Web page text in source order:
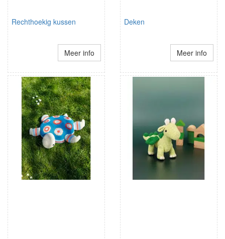
Rechthoekig kussen
Meer info
Deken
Meer info